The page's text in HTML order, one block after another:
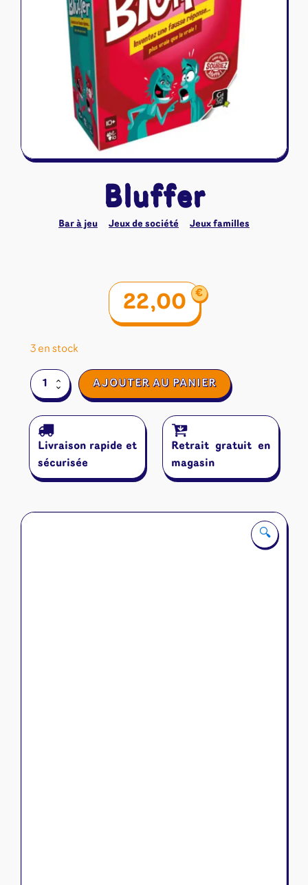
Naruto Mythos
Autres
Tapis de jeu
🔍
Bluffer
Bar à jeu Jeux de société Jeux familles
22,00 €
3 en stock
quantité
de
AJOUTER AU PANIER
Livraison rapide et
sécurisée
Retrait gratuit en
magasin